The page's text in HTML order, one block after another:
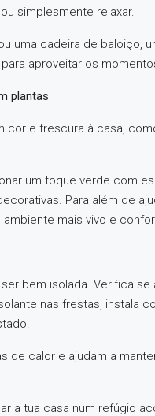
simplesmente relaxar.
uma cadeira de baloiço,
aproveitar os
plantas
cor e frescura à casa,
um toque verde com
Para além de
mais vivo e
bem isolada. Verifica
nas frestas, instala
de calor e ajudam a
a tua casa num refúgio